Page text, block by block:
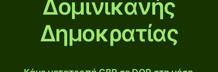
Δομινικανής
Δημοκρατίας